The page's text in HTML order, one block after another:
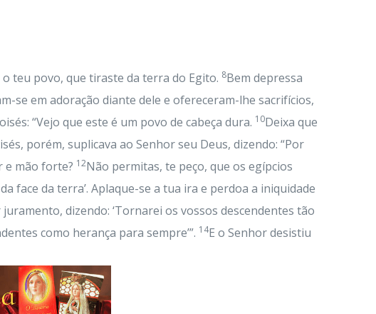
teu povo, que tiraste da terra do Egito. 8Bem depressa
se em adoração diante dele e ofereceram-lhe sacrifícios,
“Vejo que este é um povo de cabeça dura. 10Deixa que
porém, suplicava ao Senhor seu Deus, dizendo: “Por
e mão forte? 12Não permitas, te peço, que os egípcios
face da terra’. Aplaque-se a tua ira e perdoa a iniquidade
dizendo: ‘Tornarei os vossos descendentes tão
como herança para sempre’”. 14E o Senhor desistiu